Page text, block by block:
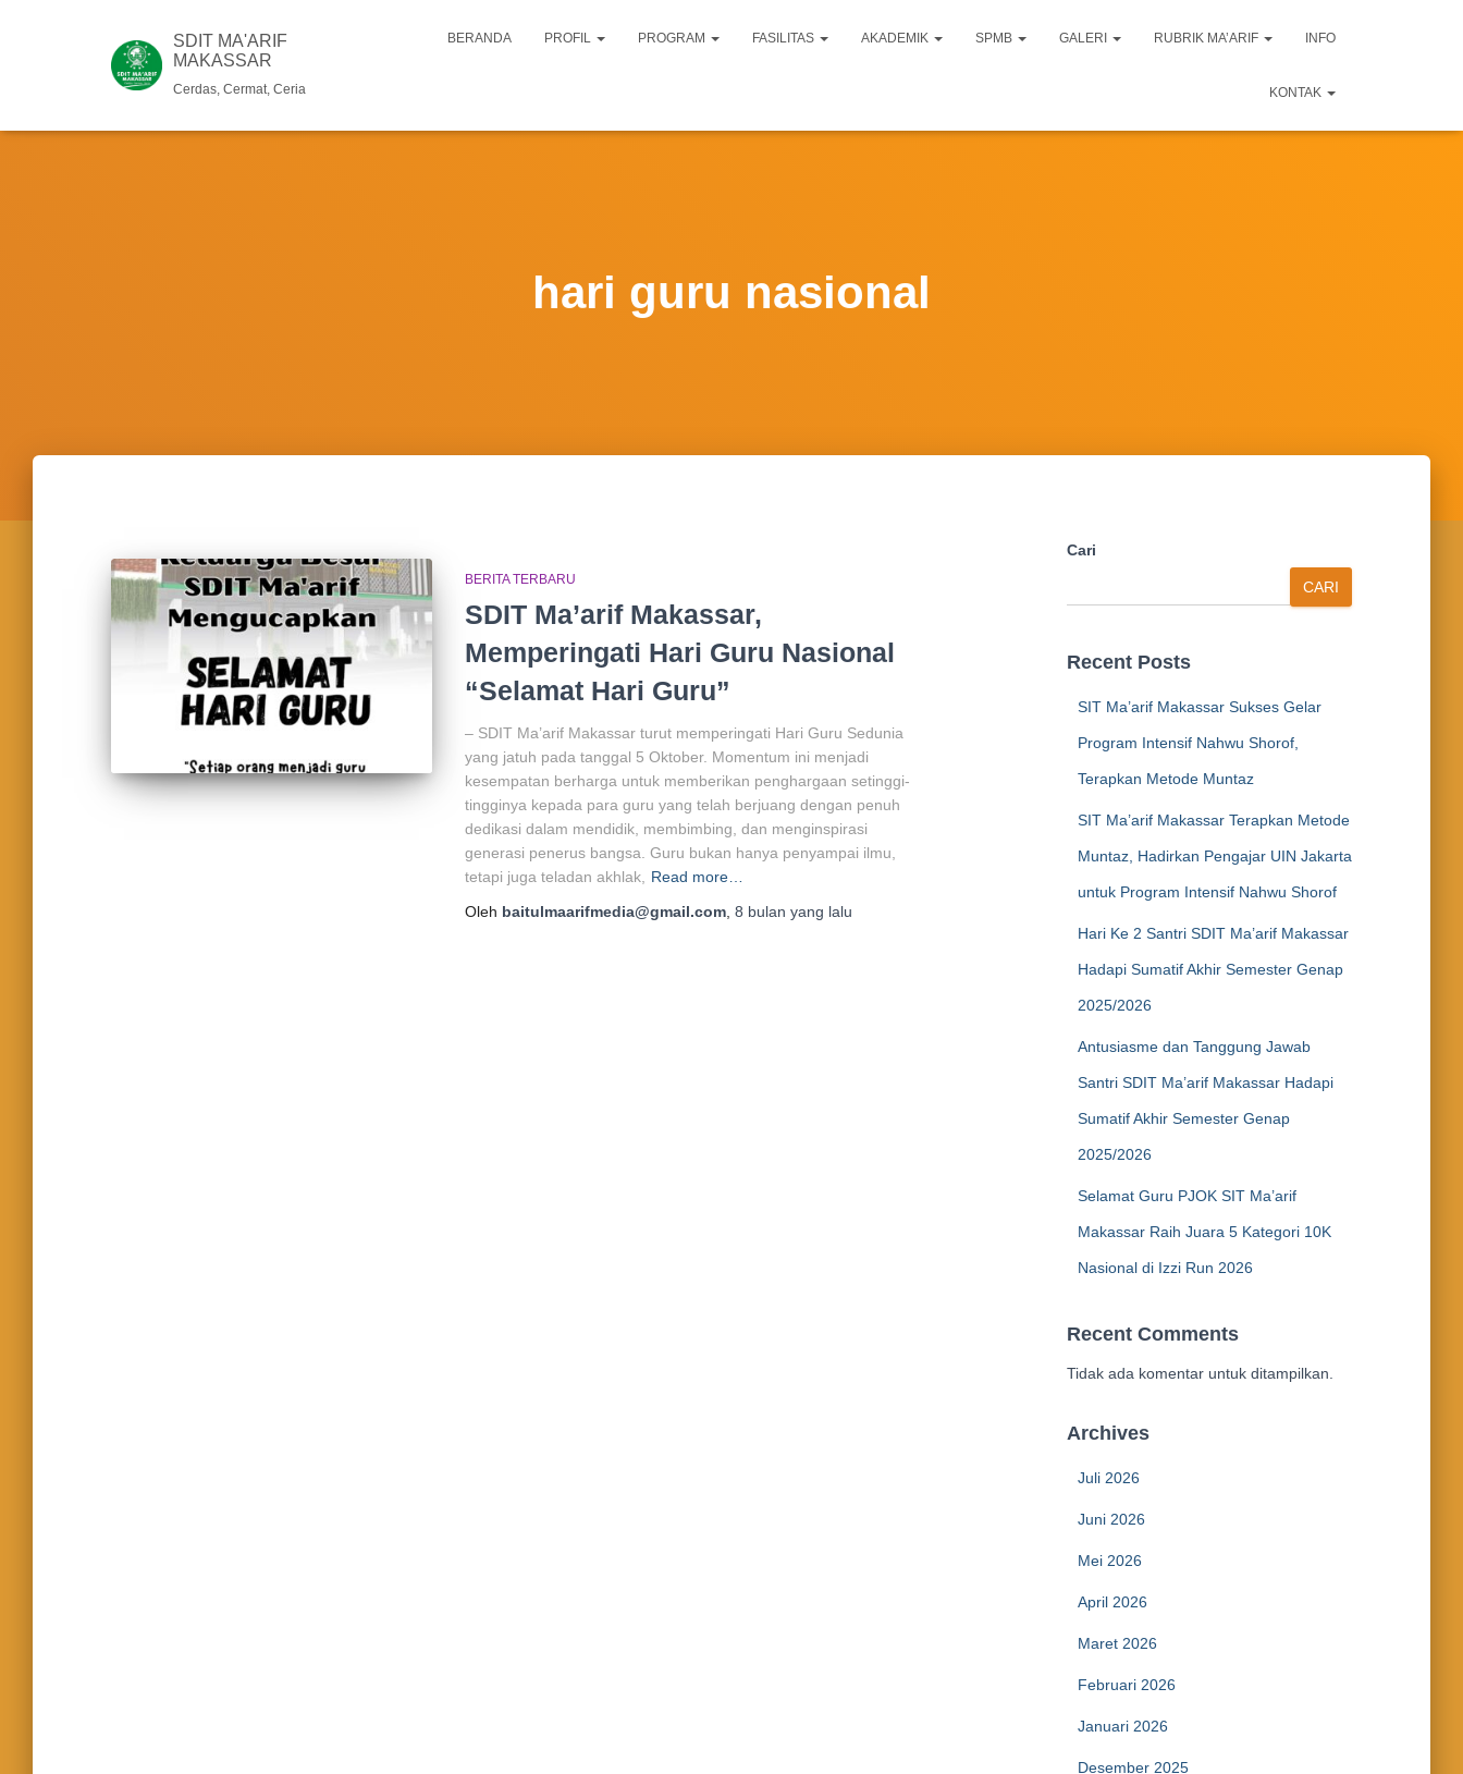
SDIT MA'ARIF
MAKASSAR
Cerdas, Cermat, Ceria
BERANDA PROFIL PROGRAM FASILITAS AKADEMIK SPMB GALERI RUBRIK MA’ARIF INFO
KONTAK
hari guru nasional
BERITA TERBARU
SDIT Ma’arif Makassar,
Memperingati Hari Guru Nasional
“Selamat Hari Guru”
– SDIT Ma’arif Makassar turut memperingati Hari Guru Sedunia
yang jatuh pada tanggal 5 Oktober. Momentum ini menjadi
kesempatan berharga untuk memberikan penghargaan setinggi-
tingginya kepada para guru yang telah berjuang dengan penuh
dedikasi dalam mendidik, membimbing, dan menginspirasi
generasi penerus bangsa. Guru bukan hanya penyampai ilmu,
tetapi juga teladan akhlak,
Read more…
Oleh baitulmaarifmedia@gmail.com 8 bulan yang lalu
Cari
CARI
Recent Posts
SIT Ma’arif Makassar Sukses Gelar
Program Intensif Nahwu Shorof,
Terapkan Metode Muntaz
SIT Ma’arif Makassar Terapkan Metode
Muntaz, Hadirkan Pengajar UIN Jakarta
untuk Program Intensif Nahwu Shorof
Hari Ke 2 Santri SDIT Ma’arif Makassar
Hadapi Sumatif Akhir Semester Genap
2025/2026
Antusiasme dan Tanggung Jawab
Santri SDIT Ma’arif Makassar Hadapi
Sumatif Akhir Semester Genap
2025/2026
Selamat Guru PJOK SIT Ma’arif
Makassar Raih Juara 5 Kategori 10K
Nasional di Izzi Run 2026
Recent Comments
Tidak ada komentar untuk ditampilkan.
Archives
Juli 2026
Juni 2026
Mei 2026
April 2026
Maret 2026
Februari 2026
Januari 2026
Desember 2025